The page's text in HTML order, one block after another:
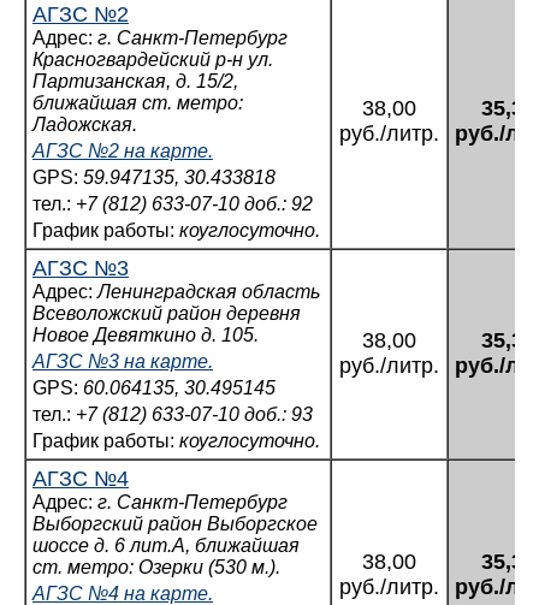
АГЗС №2
Адрес: г. Санкт-Петербург
Красногвардейский р-н ул.
Партизанская, д. 15/2,
ближайшая ст. метро:
Ладожская.
АГЗС №2 на карте.
GPS: 59.947135, 30.433818
тел.: +7 (812) 633-07-10 доб.: 92
График работы: коуглосуточно.
38,00
руб./литр.
35,34
руб./
АГЗС №3
Адрес:Ленинградская область
Всеволожский район деревня
Новое Девяткино д. 105.
АГЗС №3 на карте.
GPS: 60.064135, 30.495145
тел.: +7 (812) 633-07-10 доб.: 93
График работы: коуглосуточно.
38,00
руб./литр.
35,34
руб./
АГЗС №4
Адрес: г. Санкт-Петербург
Выборгский район Выборгское
шоссе д. 6 лит.А, ближайшая
ст. метро: Озерки (530 м.).
АГЗС №4 на карте.
38,00
руб./литр.
35,34
руб./